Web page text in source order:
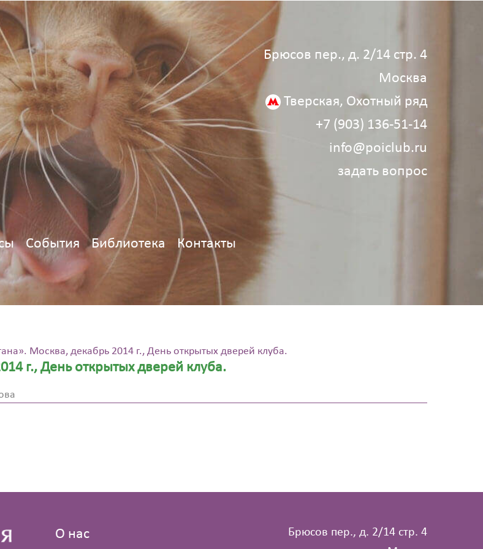
Брюсов пер., д. 2/14 стр. 4
Москва
Тверская, Охотный ряд
+7 (903) 136‑51‑14
info@poiclub.ru
задать вопрос
События Библиотека Контакты
Москва, декабрь 2014 г., День открытых дверей клуба.
г., День открытых дверей клуба.
О нас
Брюсов пер., д. 2/14 стр. 4